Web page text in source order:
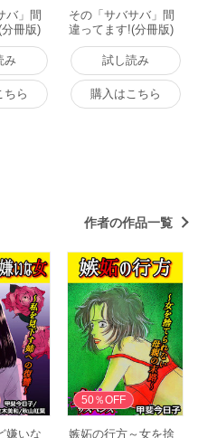
バ」間
冊版)
書籍
み
ちら
その「サバサバ」間
違ってます!(分冊版)
【第6話】 電子書籍
版
試し読み
購入はこちら
作者の作品一覧
嫌いな
50％OFF
嫉妬の行方～女を捨